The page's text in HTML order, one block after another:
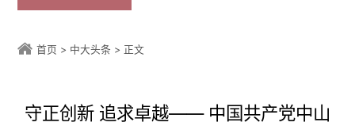
首页 > 中大头条 > 正文
守正创新 追求卓越—— 中国共产党中山